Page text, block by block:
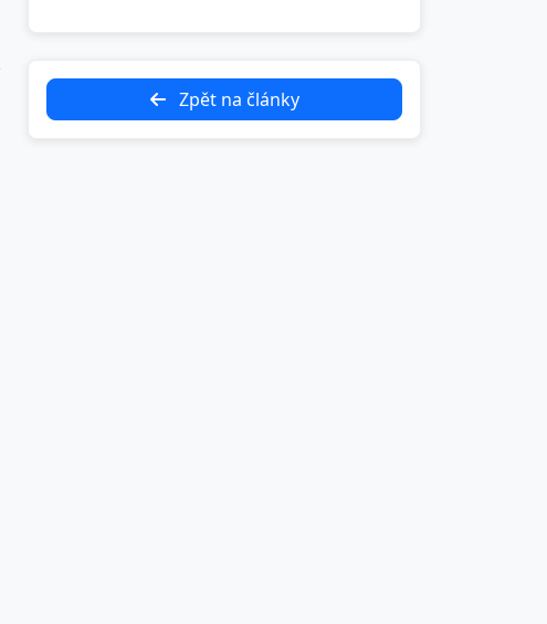
Zpět na články